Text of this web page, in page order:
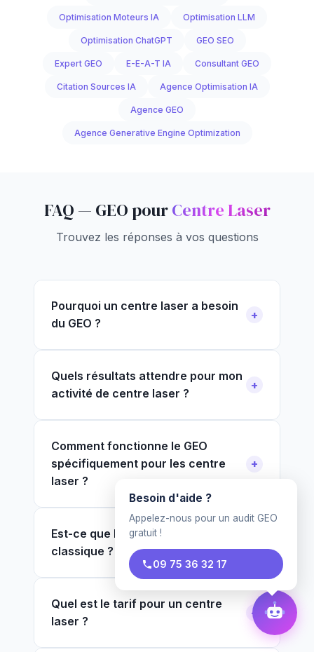
Optimisation Moteurs IA Optimisation LLM
Optimisation ChatGPT GEO SEO
Expert GEO E-E-A-T IA Consultant GEO
Citation Sources IA Agence Optimisation IA
Agence GEO
Agence Generative Engine Optimization
FAQ — GEO pourCentre Laser
Trouvez les réponses à vos questions
Pourquoi un centre laser a besoin
du GEO ?
Quels résultats attendre pour mon
activité de centre laser ?
Comment fonctionne le GEO
spécifiquement pour les centre
laser ?
Est-ce que le GEO remplace le SEO
classique ?
Quel est le tarif pour un centre
laser ?
Besoin d'aide ?
Appelez-nous pour un audit GEO
gratuit !
09 75 36 32 17